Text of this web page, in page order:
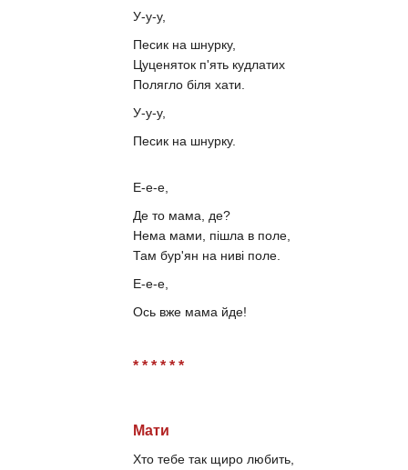
У-у-у,
Песик на шнурку,
Цуценяток п'ять кудлатих
Полягло біля хати.
У-у-у,
Песик на шнурку.
Е-е-е,
Де то мама, де?
Нема мами, пішла в поле,
Там бур'ян на ниві поле.
Е-е-е,
Ось вже мама йде!
* * * * * *
Мати
Хто тебе так щиро любить,